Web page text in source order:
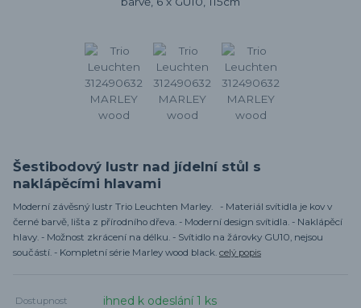
Šestibodový lustr nad jídelní stůl s
naklápěcími hlavami
Moderní závěsný lustr Trio Leuchten Marley. - Materiál svítidla je kov v
černé barvě, lišta z přírodního dřeva. - Moderní design svítidla. - Naklápěcí
hlavy. - Možnost zkrácení na délku. - Svítidlo na žárovky GU10, nejsou
součástí. - Kompletní série Marley wood black. celý popis
Dostupnost ihned k odeslání 1 ks